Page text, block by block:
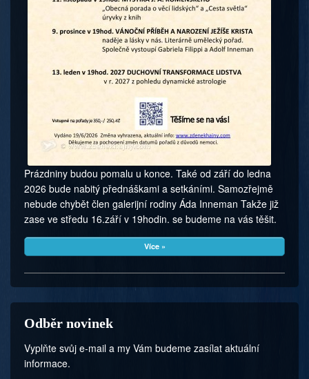
Prázdniny budou pomalu u konce. Také od září do ledna
2026 bude nabitý přednáškami a setkáními. Samozřejmě
nebude chybět člen galerijní rodiny Áda Inneman Takže již
zase ve středu 16.září v 19hodin. se budeme na vás těšit.
Více »
Odběr novinek
Vyplňte svůj e-mail a my Vám budeme zasílat aktuální
informace.